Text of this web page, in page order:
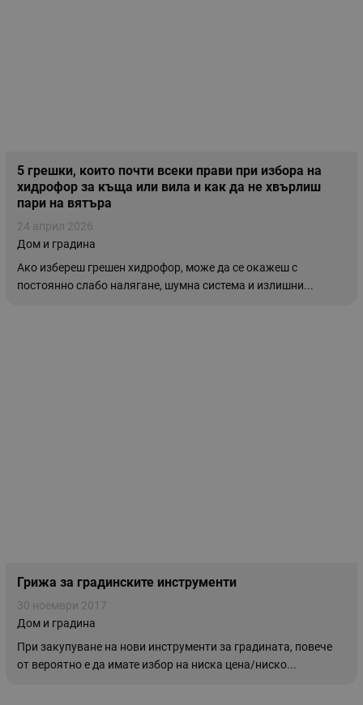
5 грешки, които почти всеки прави при избора на
хидрофор за къща или вила и как да не хвърлиш
пари на вятъра
24 април 2026
Дом и градина
Ако избереш грешен хидрофор, може да се окажеш с
постоянно слабо налягане, шумна система и излишни...
Грижа за градинските инструменти
30 ноември 2017
Дом и градина
При закупуване на нови инструменти за градината, повече
от вероятно е да имате избор на ниска цена/ниско...